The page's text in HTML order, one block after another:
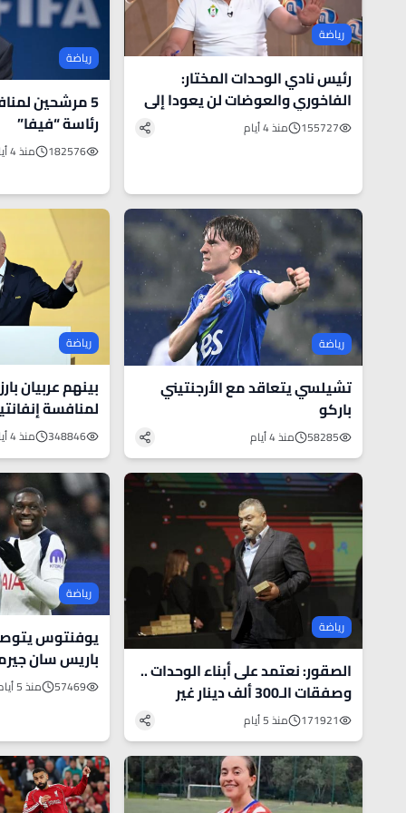
رياضة
رئيس نادي الوحدات المختار:
الفاخوري والعوضات لن يعودا إلى
النادي ما دمت رئيسا .. فيديو
155727 منذ 4 أيام
رياضة
5 مرشحين
رئاسة “فيفا”
182576 منذ 4 أيام
رياضة
تشيلسي يتعاقد مع الأرجنتيني
باركو
58285 منذ 4 أيام
رياضة
لمنافسة
"الفيفا"
348846 منذ 4 أيام
رياضة
الصقور: نعتمد على أبناء الوحدات ..
وصفقات الـ300 ألف دينار غير
مقبولة
171921 منذ 5 أيام
رياضة
يوفنتوس
باريس سان
مواني
57469 منذ 5 أيام